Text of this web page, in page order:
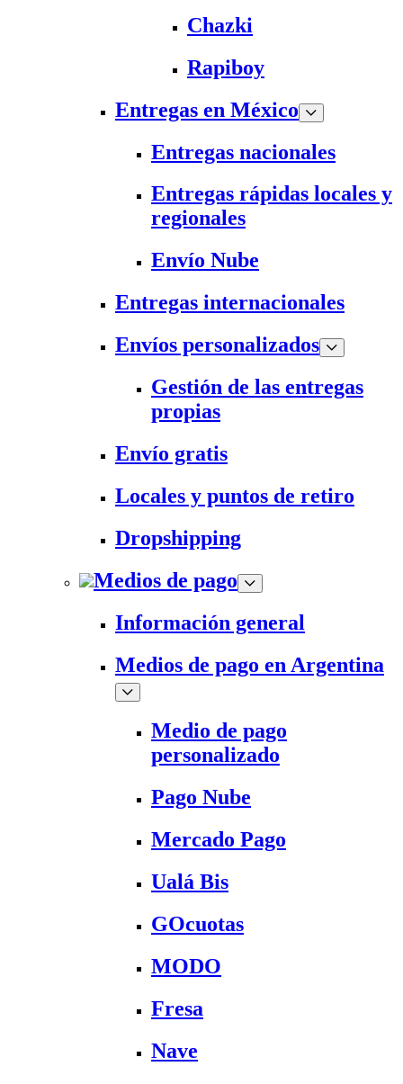
Chazki
Rapiboy
Entregas en México
Entregas nacionales
Entregas rápidas locales y
regionales
Envío Nube
Entregas internacionales
Envíos personalizados
Gestión de las entregas
propias
Envío gratis
Locales y puntos de retiro
Dropshipping
Medios de pago
Información general
Medios de pago en Argentina
Medio de pago
personalizado
Pago Nube
Mercado Pago
Ualá Bis
GOcuotas
MODO
Fresa
Nave